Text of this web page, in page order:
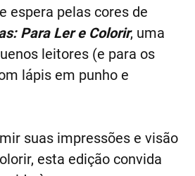
espera pelas cores de
Para Ler e Colorir, uma
leitores (e para os
lápis em punho e
suas impressões e visão
esta edição convida